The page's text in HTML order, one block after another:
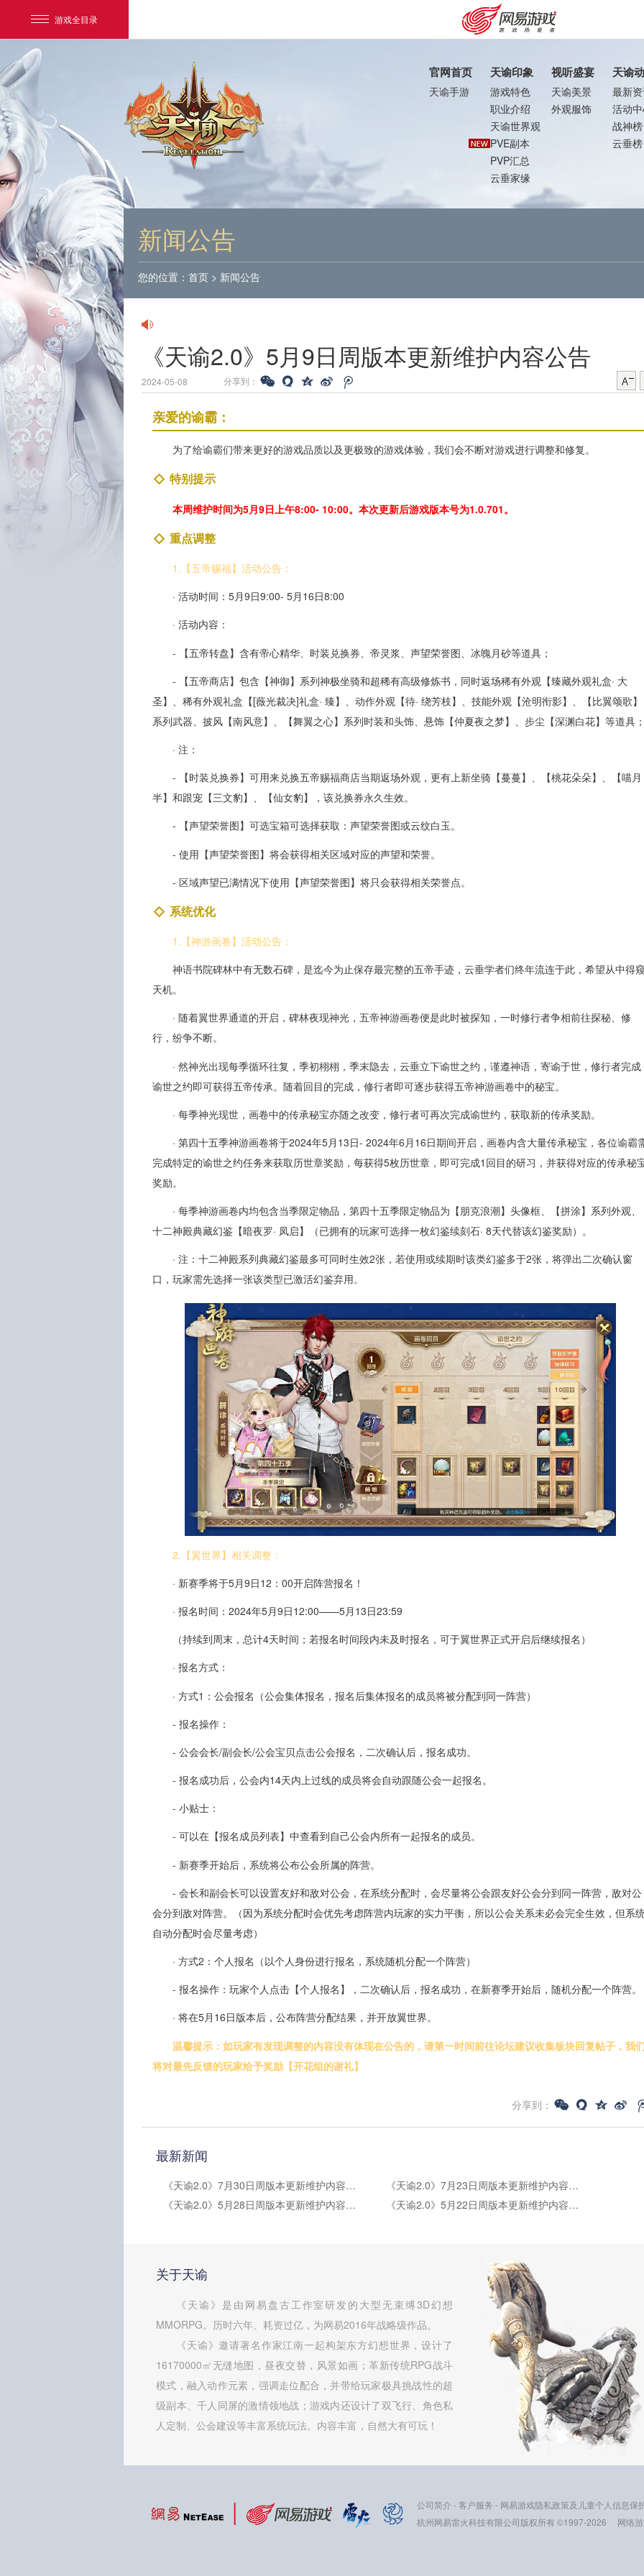
游戏全目录
网易游戏
我的足迹： 天谕
官网首页
天谕手游
天谕印象
游戏特色
职业介绍
天谕世界观
PVE副本
PVP汇总
云垂家缘
视听盛宴
天谕美景
外观服饰
天谕
最新
活动
战神榜
云垂榜
新闻公告
您的位置： 首页 > 新闻公告
《天谕2.0》5月9日周版本更新维护内容公告
2024-05-08 分享到：
亲爱的谕霸：
为了给谕霸们带来更好的游戏品质以及更极致的游戏体验，我们会不断对游戏进行调整和修复。
特别提示
本周维护时间为5月9日上午8:00- 10:00。本次更新后游戏版本号为1.0.701。
重点调整
1.【五帝赐福】活动公告：
· 活动时间：5月9日9:00- 5月16日8:00
· 活动内容：
- 【五帝转盘】含有帝心精华、时装兑换券、帝灵浆、声望荣誉图、冰魄月砂等道具；
- 【五帝商店】包含【神御】系列神极坐骑和超稀有高级修炼书，同时返场稀有外观【臻藏外观礼盒· 大
圣】、稀有外观礼盒【[薇光裁决]礼盒· 臻】、动作外观【待· 绕芳枝】、技能外观【沧明衔影】、【比翼颂歌】
系列武器、披风【南风意】、【舞翼之心】系列时装和头饰、悬饰【仲夏夜之梦】、步尘【深渊白花】等道具
· 注：
- 【时装兑换券】可用来兑换五帝赐福商店当期返场外观，更有上新坐骑【蔓蔓】、【桃花朵朵】、【喵月
半】和跟宠【三文豹】、【仙女豹】，该兑换券永久生效。
- 【声望荣誉图】可选宝箱可选择获取：声望荣誉图或云纹白玉。
- 使用【声望荣誉图】将会获得相关区域对应的声望和荣誉。
- 区域声望已满情况下使用【声望荣誉图】将只会获得相关荣誉点。
系统优化
1.【神游画卷】活动公告：
神语书院碑林中有无数石碑，是迄今为止保存最完整的五帝手迹，云垂学者们终年流连于此，希望从中得
天机。
· 随着翼世界通道的开启，碑林夜现神光，五帝神游画卷便是此时被探知，一时修行者争相前往探秘、修
行，纷争不断。
· 然神光出现每季循环往复，季初栩栩，季末隐去，云垂立下谕世之约，谨遵神语，寄谕于世，修行者完成
谕世之约即可获得五帝传承。随着回目的完成，修行者即可逐步获得五帝神游画卷中的秘宝。
· 每季神光现世，画卷中的传承秘宝亦随之改变，修行者可再次完成谕世约，获取新的传承奖励。
· 第四十五季神游画卷将于2024年5月13日- 2024年6月16日期间开启，画卷内含大量传承秘宝，各位谕霸
完成特定的谕世之约任务来获取历世章奖励，每获得5枚历世章，即可完成1回目的研习，并获得对应的传承秘
奖励。
· 每季神游画卷内均包含当季限定物品，第四十五季限定物品为【朋克浪潮】头像框、【拼涂】系列外观、
十二神殿典藏幻鉴【暗夜罗· 凤启】（已拥有的玩家可选择一枚幻鉴续刻石· 8天代替该幻鉴奖励）。
· 注：十二神殿系列典藏幻鉴最多可同时生效2张，若使用或续期时该类幻鉴多于2张，将弹出二次确认窗
口，玩家需先选择一张该类型已激活幻鉴弃用。
2.【翼世界】相关调整：
· 新赛季将于5月9日12：00开启阵营报名！
· 报名时间：2024年5月9日12:00——5月13日23:59
（持续到周末，总计4天时间；若报名时间段内未及时报名，可于翼世界正式开启后继续报名）
· 报名方式：
· 方式1：公会报名（公会集体报名，报名后集体报名的成员将被分配到同一阵营）
- 报名操作：
- 公会会长/副会长/公会宝贝点击公会报名，二次确认后，报名成功。
- 报名成功后，公会内14天内上过线的成员将会自动跟随公会一起报名。
- 小贴士：
- 可以在【报名成员列表】中查看到自己公会内所有一起报名的成员。
- 新赛季开始后，系统将公布公会所属的阵营。
- 会长和副会长可以设置友好和敌对公会，在系统分配时，会尽量将公会跟友好公会分到同一阵营，敌对公
会分到敌对阵营。（因为系统分配时会优先考虑阵营内玩家的实力平衡，所以公会关系未必会完全生效，但系
自动分配时会尽量考虑）
· 方式2：个人报名（以个人身份进行报名，系统随机分配一个阵营）
- 报名操作：玩家个人点击【个人报名】，二次确认后，报名成功，在新赛季开始后，随机分配一个阵营。
· 将在5月16日版本后，公布阵营分配结果，并开放翼世界。
温馨提示：如玩家有发现调整的内容没有体现在公告的，请第一时间前往论坛建议收集板块回复帖子，我
将对最先反馈的玩家给予奖励【开花组的谢礼】
分享到：
最新新闻
《天谕2.0》7月30日周版本更新维护内容公告
《天谕2.0》7月23日周版本更新维护内容公告
《天谕2.0》5月28日周版本更新维护内容公告
《天谕2.0》5月22日周版本更新维护内容公告
关于天谕
《天谕》是由网易盘古工作室研发的大型无束缚3D幻想
MMORPG。历时六年、耗资过亿，为网易2016年战略级作品。
《天谕》邀请著名作家江南一起构架东方幻想世界，设计了
16170000㎡无缝地图，昼夜交替，风景如画；革新传统RPG战斗
模式，融入动作元素，强调走位配合，并带给玩家极具挑战性的超
级副本、千人同屏的激情领地战；游戏内还设计了双飞行、角色私
人定制、公会建设等丰富系统玩法。内容丰富，自然大有可玩！
公司简介 -客户服务 - 网易游戏隐私政策及儿童个人信息保
杭州网易雷火科技有限公司版权所有 ©1997-2026
网络